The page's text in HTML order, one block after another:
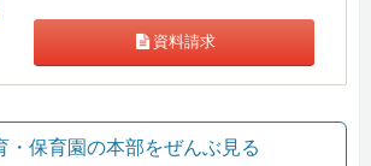
資料請求
・保育園の本部をぜんぶ見る